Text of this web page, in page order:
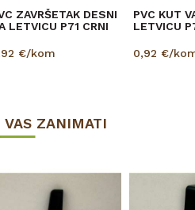
ZAVRŠETAK DESNI
LETVICU P71 CRNI
€/kom
PVC KUT
LETVICU
0,92 €/
VAS ZANIMATI